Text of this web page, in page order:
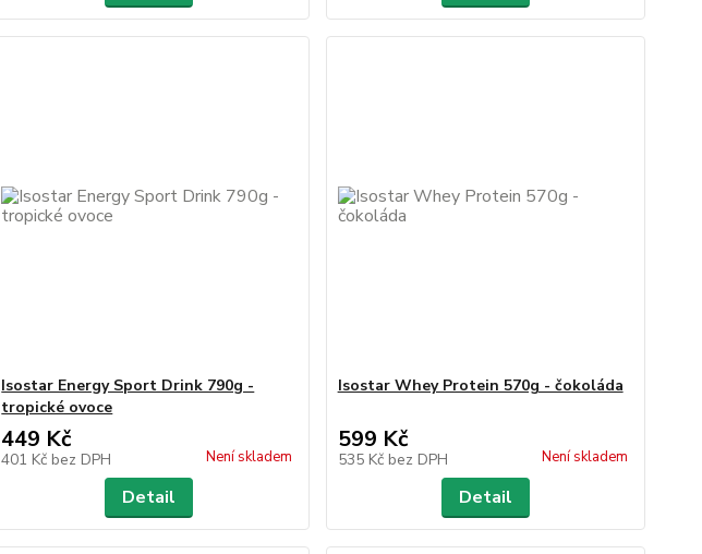
Isostar Energy Sport Drink 790g -
tropické ovoce
449 Kč
401 Kč bez DPH Není skladem
Detail
Isostar Whey Protein 570g - čokoláda
599 Kč
535 Kč bez DPH Není skladem
Detail